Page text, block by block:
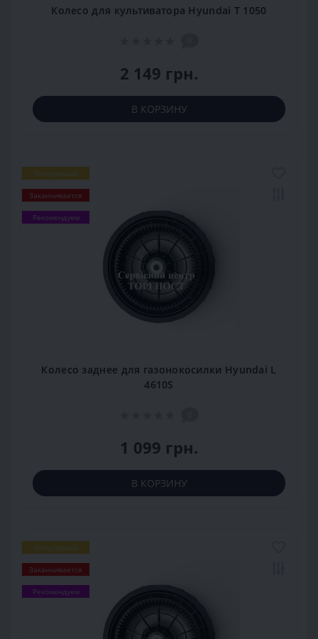
Колесо для культиватора Hyundai T 1050
2 149 грн.
В КОРЗИНУ
Популярный
Заканчивается
Рекомендуем
Колесо заднее для газонокосилки Hyundai L
4610S
1 099 грн.
В КОРЗИНУ
Популярный
Заканчивается
Рекомендуем